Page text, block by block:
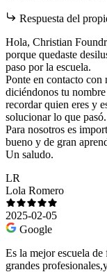
Respuesta del
Hola, Christian
porque quedaste
paso por la escuela.
Ponte en contacto
diciéndonos tu
recordar quien eres y
solucionar lo que pasó.
Para nosotros es
bueno y de gran
Un saludo.
LR
Lola Romero
2025-02-05
Google
Es la mejor escuela
grandes